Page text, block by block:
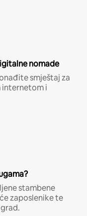
nomade
smještaj za
internetom i
stambene
zaposlenike te